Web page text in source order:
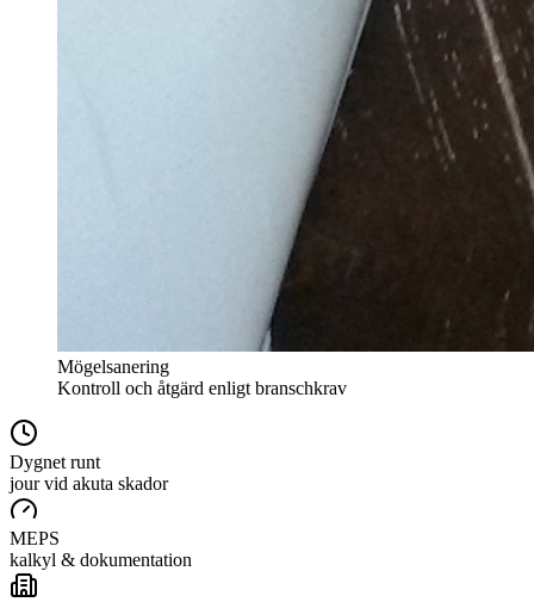
Mögelsanering
Kontroll och åtgärd enligt branschkrav
Dygnet runt
jour vid akuta skador
MEPS
kalkyl & dokumentation